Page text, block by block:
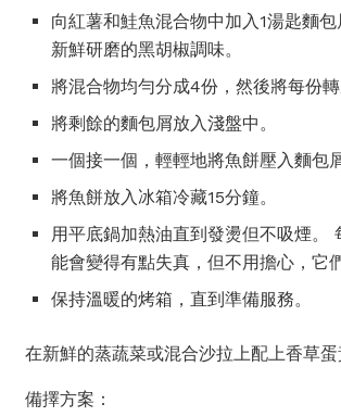
向紅薯和鮭魚混合物中加入1湯匙麵
新鮮研磨的黑胡椒調味。
將混合物均勻分成4份，然後將每份
將剩餘的麵包屑放入淺盤中。
一個接一個，輕輕地將魚餅壓入麵包
將魚餅放入冰箱冷藏15分鐘。
用平底鍋加熱油直到發燙但不吸煙
能會變得有點失真，但不用擔心，它
保持溫暖的烤箱，直到準備服務。
在新鮮的蒸蔬菜或混合沙拉上配上香草蛋
備擇方案：